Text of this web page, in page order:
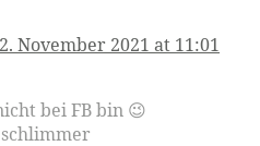
November 2021 at 11:01
bei FB bin 😉